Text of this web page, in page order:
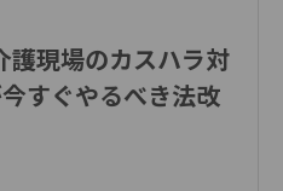
護現場のカスハラ対
すぐやるべき法改